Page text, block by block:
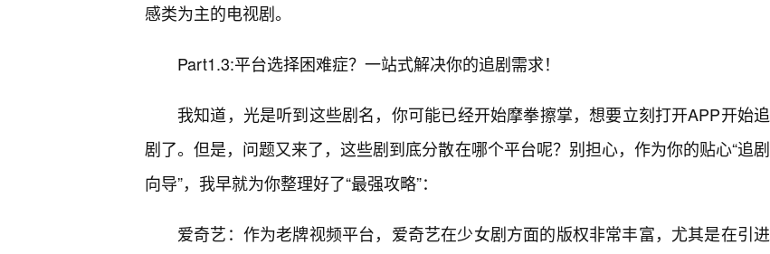
感类为主的电视剧。
Part1.3:平台选择困难症？一站式解决你的追剧需求！
我知道，光是听到这些剧名，你可能已经开始摩拳擦掌，想要立刻打开APP开始追
剧了。但是，问题又来了，这些剧到底分散在哪个平台呢？别担心，作为你的贴心“追剧
向导”，我早就为你整理好了“最强攻略”：
爱奇艺：作为老牌视频平台，爱奇艺在少女剧方面的版权非常丰富，尤其是在引进